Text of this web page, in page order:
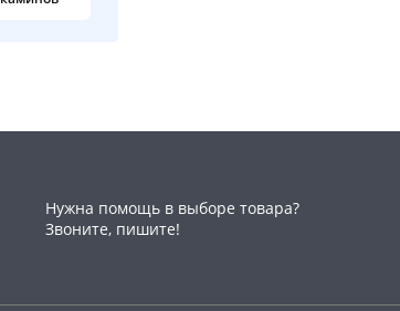
Нужна помощь в выборе товара?
Звоните, пишите!